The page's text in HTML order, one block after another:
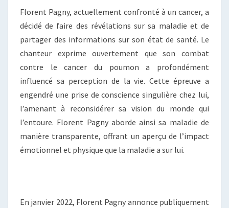
Florent Pagny, actuellement confronté à un cancer, a
décidé de faire des révélations sur sa maladie et de
partager des informations sur son état de santé. Le
chanteur exprime ouvertement que son combat
contre le cancer du poumon a profondément
influencé sa perception de la vie. Cette épreuve a
engendré une prise de conscience singulière chez lui,
l’amenant à reconsidérer sa vision du monde qui
l’entoure. Florent Pagny aborde ainsi sa maladie de
manière transparente, offrant un aperçu de l’impact
émotionnel et physique que la maladie a sur lui.
En janvier 2022, Florent Pagny annonce publiquement